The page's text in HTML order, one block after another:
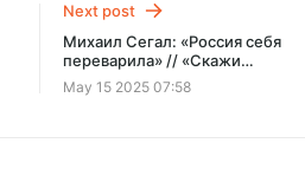
Next post
Михаил Сегал: «Россия себя
переварила» // «Скажи
Гордеевой»
May 15 2025 07:58